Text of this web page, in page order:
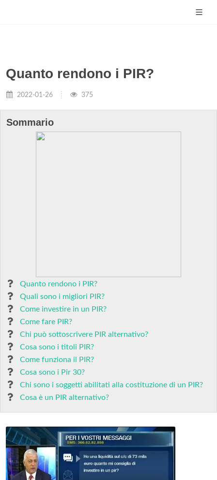
Quanto rendono i PIR?
2022-01-26 375
Sommario
Quanto rendono i PIR?
Quali sono i migliori PIR?
Come investire in un PIR?
Come fare PIR?
Chi può sottoscrivere PIR alternativo?
Cosa sono i titoli PIR?
Come funziona il PIR?
Cosa sono i Pir 30?
Chi sono i soggetti abilitati alla costituzione di un PIR?
Cosa è un PIR alternativo?